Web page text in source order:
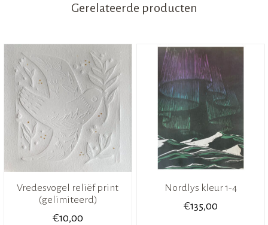
Gerelateerde producten
Vredesvogel reliëf print
(gelimiteerd)
€10,00
Nordlys kleur 1-4
€135,00